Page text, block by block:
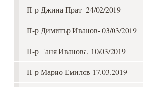
П-р Джина Прат- 24/02/2019
П-р Димитър Иванов- 03/03/2019
П-р Таня Иванова, 10/03/2019
П-р Марио Емилов 17.03.2019